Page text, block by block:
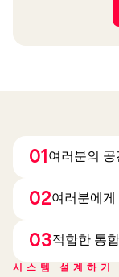
시스템 설계하기
01 여러분의
02여러분에
03적합한 통